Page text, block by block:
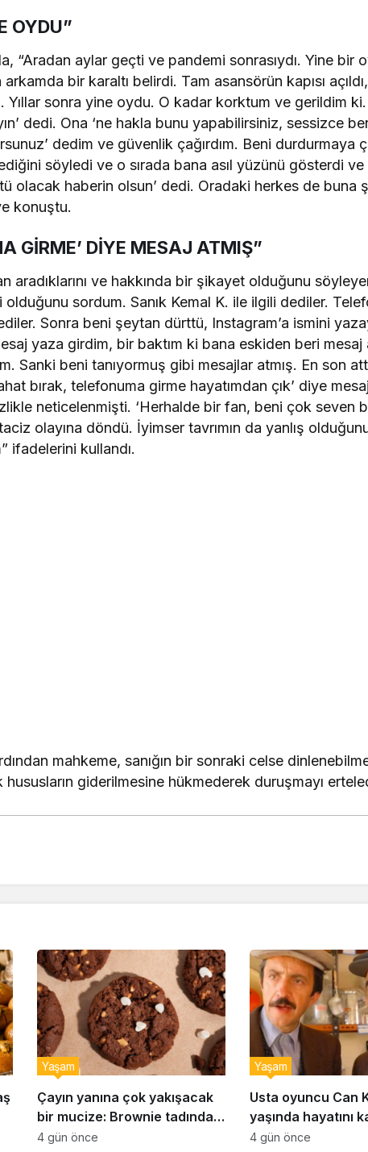
OYDU”
“Aradan aylar geçti ve pandemi sonrasıydı. Yine bir
bir karaltı belirdi. Tam asansörün kapısı
Yıllar sonra yine oydu. O kadar korktum ve gerildim
dedi. Ona ‘ne hakla bunu yapabilirsiniz, sessizce
dedim ve güvenlik çağırdım. Beni durdurmaya
söyledi ve o sırada bana asıl yüzünü gösterdi ve
olacak haberin olsun’ dedi. Oradaki herkes de buna
konuştu.
GİRME’ DİYE MESAJ ATMIŞ”
aradıklarını ve hakkında bir şikayet olduğunu
sordum. Sanık Kemal K. ile ilgili dediler.
Sonra beni şeytan dürttü, Instagram’a ismini
yaza girdim, bir baktım ki bana eskiden beri mesaj
Sanki beni tanıyormuş gibi mesajlar atmış. En son
bırak, telefonuma girme hayatımdan çık’ diye
neticelenmişti. ‘Herhalde bir fan, beni çok seven
olayına döndü. İyimser tavrımın da yanlış
ifadelerini kullandı.
mahkeme, sanığın bir sonraki celse
giderilmesine hükmederek duruşmayı
Çayın yanına çok yakışacak
bir mucize: Brownie tadında
ıslak kurabiye tarifi…
Yaşam
4 gün önce
Usta oyuncu Can
yaşında hayatını
Yaşam
4 gün önce